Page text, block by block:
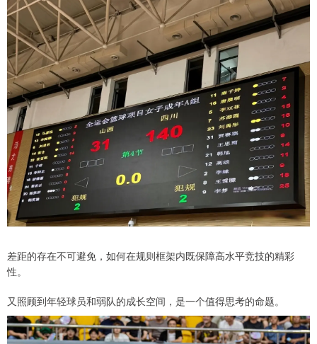
差距的存在不可避免，如何在规则框架内既保障高水平竞技的精彩
性。
又照顾到年轻球员和弱队的成长空间，是一个值得思考的命题。